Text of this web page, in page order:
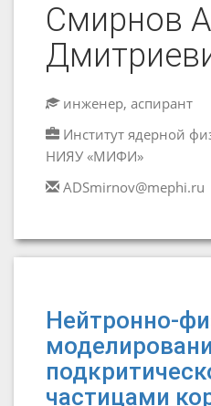
Смирнов
инженер, аспирант
Институт ядерной
НИЯУ «МИФИ»
ADSmirnov@mephi.ru
Нейтронно-
частицами